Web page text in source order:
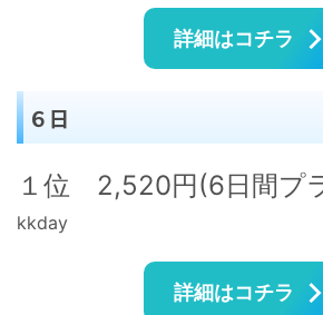
詳細はコチラ
６日
１位 2,520円(6日間プ
kkday
詳細はコチラ